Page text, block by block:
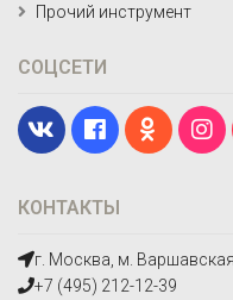
КОНТАКТЫ
г. Москва, м.
+7 (495) 212-12-39
Прочий инструмент
СОЦСЕТИ